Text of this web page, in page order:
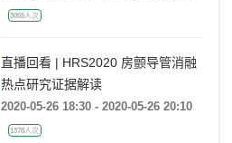
3055人次
直播回看 | HRS2020 房颤导管消融
热点研究证据解读
2020-05-26 18:30 - 2020-05-26 20:10
1378人次